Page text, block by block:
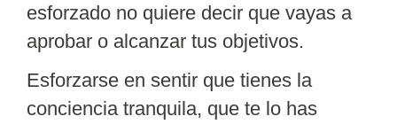
esforzado no quiere decir que vayas a
aprobar o alcanzar tus objetivos.
Esforzarse en sentir que tienes la
conciencia tranquila, que te lo has